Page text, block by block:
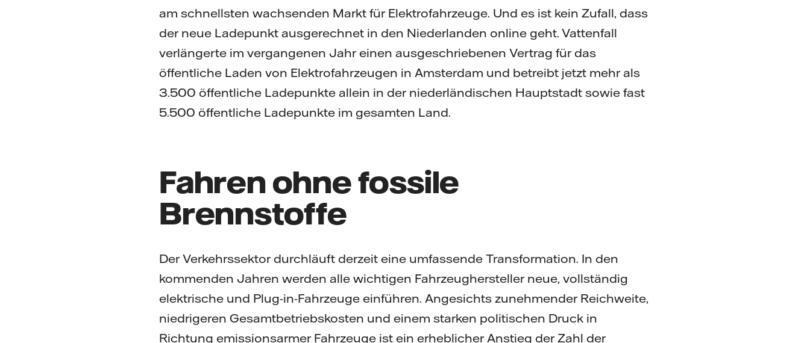
am schnellsten wachsenden Markt für Elektrofahrzeuge. Und es ist kein Zufall, dass
der neue Ladepunkt ausgerechnet in den Niederlanden online geht. Vattenfall
verlängerte im vergangenen Jahr einen ausgeschriebenen Vertrag für das
öffentliche Laden von Elektrofahrzeugen in Amsterdam und betreibt jetzt mehr als
3.500 öffentliche Ladepunkte allein in der niederländischen Hauptstadt sowie fast
5.500 öffentliche Ladepunkte im gesamten Land.
Fahren ohne fossile
Brennstoffe
Der Verkehrssektor durchläuft derzeit eine umfassende Transformation. In den
kommenden Jahren werden alle wichtigen Fahrzeughersteller neue, vollständig
elektrische und Plug-in-Fahrzeuge einführen. Angesichts zunehmender Reichweite,
niedrigeren Gesamtbetriebskosten und einem starken politischen Druck in
Richtung emissionsarmer Fahrzeuge ist ein erheblicher Anstieg der Zahl der